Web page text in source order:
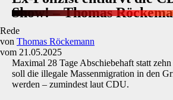
Show! – Thomas
Rede
von Thomas Röckemann
vom 21.05.2025
Maximal 28 Tage Abschiebehaft statt
soll die illegale Massenmigration in den
werden – zumindest laut CDU.